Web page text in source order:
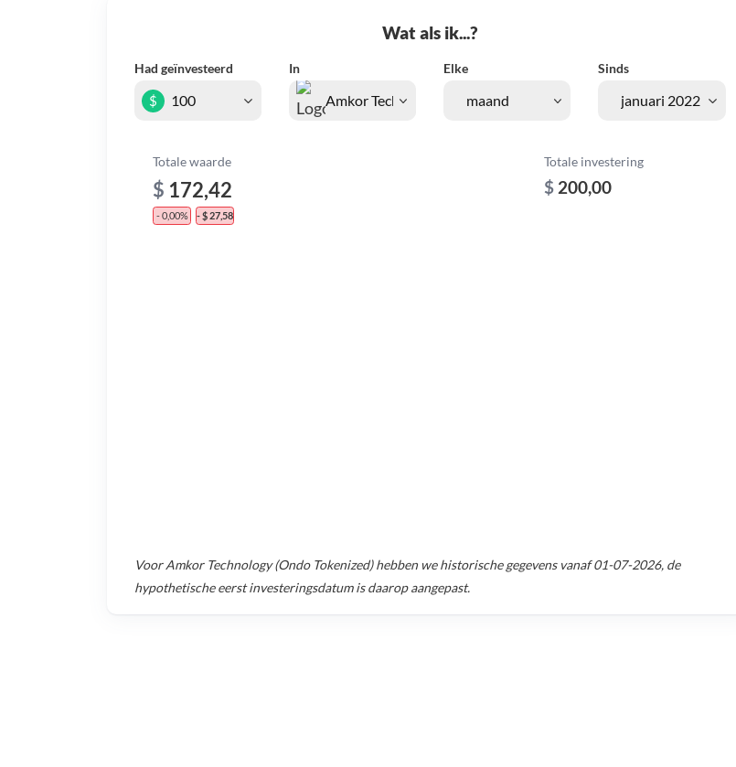
Wat als ik...?
Had geïnvesteerd In Elke Sinds
$
Totale waarde
$ 172,42
- 0,00% - $ 27,58
Totale investering
$ 200,00
VoorAmkor Technology (Ondo Tokenized)hebben we historische gegevens vanaf01-07-2026, de
hypothetische eerst investeringsdatum is daarop aangepast.